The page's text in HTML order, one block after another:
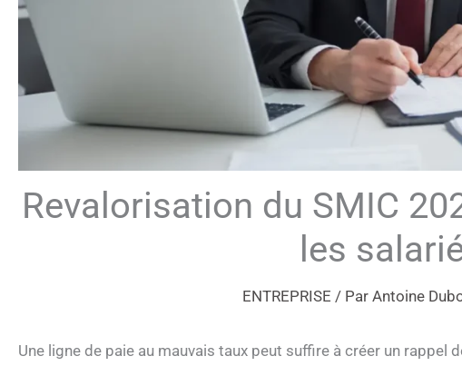
Revalorisation du SMIC
les
ENTREPRISE / ParAntoine
Une ligne de paie au mauvais taux peut suffire à créer un rappel